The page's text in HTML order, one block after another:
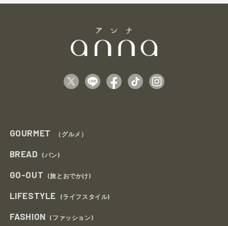
GOURMET （グルメ）
BREAD (パン)
GO-OUT (旅とおでかけ)
LIFESTYLE (ライフスタイル)
FASHION (ファッション)